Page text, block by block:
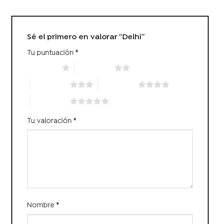
Sé el primero en valorar “Delhi”
Tu puntuación *
Tu valoración *
Nombre *